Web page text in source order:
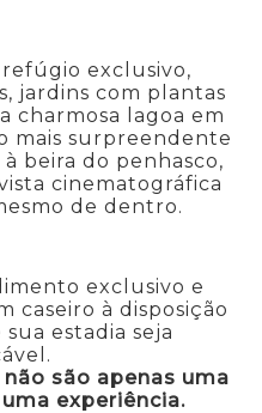
exclusivo,
jardins com plantas
charmosa lagoa em
mais surpreendente
beira do penhasco,
cinematográfica
de dentro.
exclusivo e
caseiro à disposição
estadia seja
são apenas uma
experiência.